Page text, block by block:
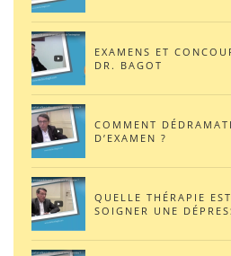
EXAMENS ET
DR. BAGOT
COMMENT
D’EXAMEN ?
QUELLE THÉRAPIE
SOIGNER UNE